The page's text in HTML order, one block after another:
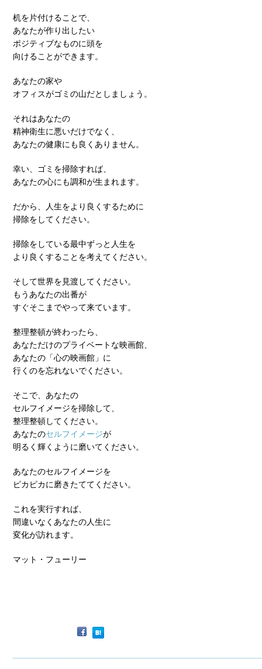
机を片付けることで、
あなたが作り出したい
ポジティブなものに頭を
向けることができます。
あなたの家や
オフィスがゴミの山だとしましょう。
それはあなたの
精神衛生に悪いだけでなく、
あなたの健康にも良くありません。
幸い、ゴミを掃除すれば、
あなたの心にも調和が生まれます。
だから、人生をより良くするために
掃除をしてください。
掃除をしている最中ずっと人生を
より良くすることを考えてください。
そして世界を見渡してください。
もうあなたの出番が
すぐそこまでやって来ています。
整理整頓が終わったら、
あなただけのプライベートな映画館、
あなたの「心の映画館」に
行くのを忘れないでください。
そこで、あなたの
セルフイメージを掃除して、
整理整頓してください。
あなたのセルフイメージが
明るく輝くように磨いてください。
あなたのセルフイメージを
ピカピカに磨きたててください。
これを実行すれば、
間違いなくあなたの人生に
変化が訪れます。
マット・フューリー